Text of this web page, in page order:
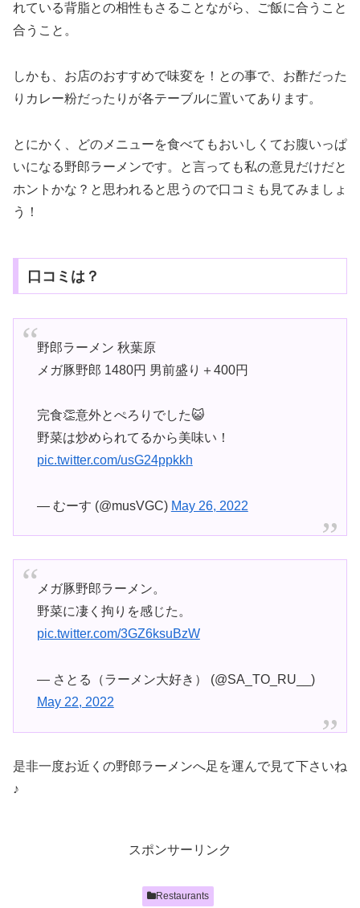
れている背脂との相性もさることながら、ご飯に合うこと
合うこと。
しかも、お店のおすすめで味変を！との事で、お酢だった
りカレー粉だったりが各テーブルに置いてあります。
とにかく、どのメニューを食べてもおいしくてお腹いっぱ
いになる野郎ラーメンです。と言っても私の意見だけだと
ホントかな？と思われると思うので口コミも見てみましょ
う！
口コミは？
野郎ラーメン 秋葉原
メガ豚野郎 1480円 男前盛り＋400円
完食👏意外とぺろりでした😺
野菜は炒められてるから美味い！
pic.twitter.com/usG24ppkkh
— むーす (@musVGC) May 26, 2022
メガ豚野郎ラーメン。
野菜に凄く拘りを感じた。
pic.twitter.com/3GZ6ksuBzW
— さとる（ラーメン大好き） (@SA_TO_RU__)
May 22, 2022
是非一度お近くの野郎ラーメンへ足を運んで見て下さいね
♪
スポンサーリンク
Restaurants